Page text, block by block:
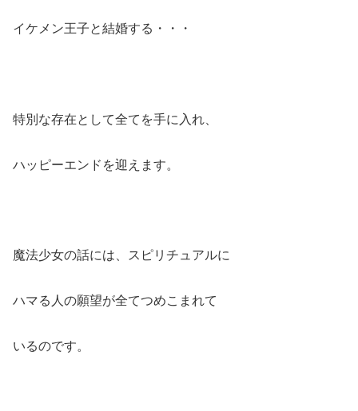
イケメン王子と結婚する・・・
特別な存在として全てを手に入れ、
ハッピーエンドを迎えます。
魔法少女の話には、スピリチュアルに
ハマる人の願望が全てつめこまれて
いるのです。